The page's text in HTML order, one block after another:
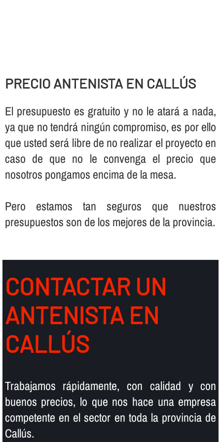
PRECIO ANTENISTA EN CALLÚS
El presupuesto es gratuito y no le atará a nada,
ya que no tendrá ningún compromiso, es por ello
que usted será libre de no realizar el proyecto en
caso de que no le convenga el precio que
nosotros pongamos encima de la mesa.
Pero estamos tan seguros que nuestros
presupuestos son de los mejores de la provincia.
CONTACTAR UN
ANTENISTA EN
CALLÚS
Trabajamos rápidamente, con calidad y con
buenos precios, lo que nos hace una empresa
competente en el sector en toda la provincia de
Callús.